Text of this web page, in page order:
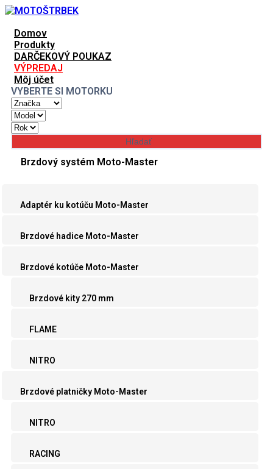
Domov
Produkty
DARČEKOVÝ POUKAZ
VÝPREDAJ
Môj účet
VYBERTE SI MOTORKU
Brzdový systém Moto-Master
Adaptér ku kotúču Moto-Master
Brzdové hadice Moto-Master
Brzdové kotúče Moto-Master
Brzdové kity 270 mm
FLAME
NITRO
Brzdové platničky Moto-Master
NITRO
RACING